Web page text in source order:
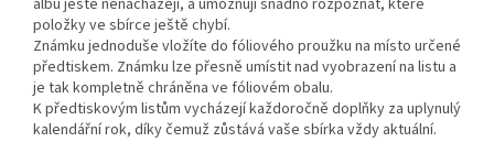
položky ve sbírce ještě chybí.
Známku jednoduše vložíte do fóliového proužku na místo určené
předtiskem. Známku lze přesně umístit nad vyobrazení na listu a
je tak kompletně chráněna ve fóliovém obalu.
K předtiskovým listům vycházejí každoročně doplňky za uplynulý
kalendářní rok, díky čemuž zůstává vaše sbírka vždy aktuální.